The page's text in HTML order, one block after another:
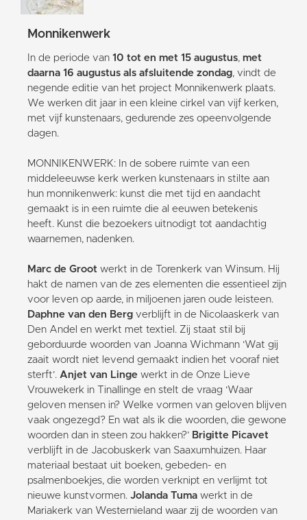
Monnikenwerk
In de periode van 10 tot en met 15 augustus, met
daarna 16 augustus als afsluitende zondag, vindt de
negende editie van het project Monnikenwerk plaats.
We werken dit jaar in een kleine cirkel van vijf kerken,
met vijf kunstenaars, gedurende zes opeenvolgende
dagen.
MONNIKENWERK: In de sobere ruimte van een
middeleeuwse kerk werken kunstenaars in stilte aan
hun monnikenwerk: kunst die met tijd en aandacht
gemaakt is in een ruimte die al eeuwen betekenis
heeft. Kunst die bezoekers uitnodigt tot aandachtig
waarnemen, nadenken.
Marc de Groot werkt in de Torenkerk van Winsum. Hij
hakt de namen van de zes elementen die essentieel zijn
voor leven op aarde, in miljoenen jaren oude leisteen.
Daphne van den Berg verblijft in de Nicolaaskerk van
Den Andel en werkt met textiel. Zij staat stil bij
geborduurde woorden van Joanna Wichmann ‘Wat gij
zaait wordt niet levend gemaakt indien het vooraf niet
sterft’. Anjet van Linge werkt in de Onze Lieve
Vrouwekerk in Tinallinge en stelt de vraag ‘Waar
geloven mensen in? Welke vormen van geloven blijven
vaak ongezegd? En wat als ik die woorden, die gewone
woorden dan in steen zou hakken?’ Brigitte Picavet
verblijft in de Jacobuskerk van Saaxumhuizen. Haar
materiaal bestaat uit boeken, gebeden- en
psalmenboekjes, die worden verknipt en verlijmt tot
nieuwe kunstvormen. Jolanda Tuma werkt in de
Mariakerk van Westernieland waar zij de woorden van